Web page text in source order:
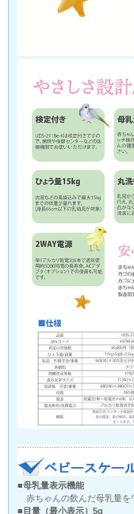
■母乳量表示機能
赤ちゃんの飲んだ母乳量を
■目量（最小表示）5g